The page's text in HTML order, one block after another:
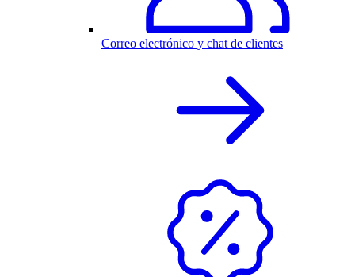
Correo electrónico y chat de clientes